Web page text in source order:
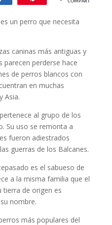
COMPARTIR
un perro que necesita
caninas más antiguas y
parecen perderse hace
de perros blancos con
en muchas
Asia.
al grupo de los
Su uso se remonta a
fueron adiestrados
guerras de los Balcanes.
es el sabueso de
a la misma familia que el
tierra de origen es
nombre.
más populares del